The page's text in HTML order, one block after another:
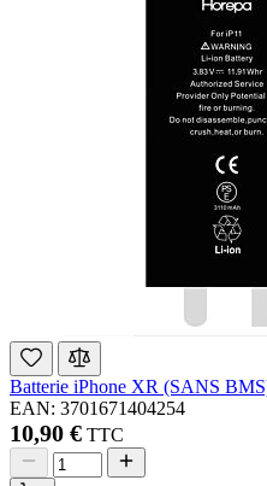
Batterie iPhone XR (SANS
EAN: 3701671404254
10,90 € TTC